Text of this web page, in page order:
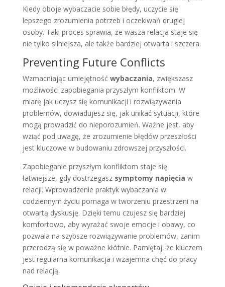
Kiedy oboje wybaczacie sobie błędy, uczycie się
lepszego zrozumienia potrzeb i oczekiwań drugiej
osoby. Taki proces sprawia, że wasza relacja staje się
nie tylko silniejsza, ale także bardziej otwarta i szczera.
Preventing Future Conflicts
Wzmacniając umiejętność wybaczania, zwiększasz
możliwości zapobiegania przyszłym konfliktom. W
miarę jak uczysz się komunikacji i rozwiązywania
problemów, dowiadujesz się, jak unikać sytuacji, które
mogą prowadzić do nieporozumień. Ważne jest, aby
wziąć pod uwagę, że zrozumienie błędów przeszłości
jest kluczowe w budowaniu zdrowszej przyszłości.
Zapobieganie przyszłym konfliktom staje się
łatwiejsze, gdy dostrzegasz symptomy napięcia w
relacji. Wprowadzenie praktyk wybaczania w
codziennym życiu pomaga w tworzeniu przestrzeni na
otwartą dyskusję. Dzięki temu czujesz się bardziej
komfortowo, aby wyrażać swoje emocje i obawy, co
pozwala na szybsze rozwiązywanie problemów, zanim
przerodzą się w poważne kłótnie. Pamiętaj, że kluczem
jest regularna komunikacja i wzajemna chęć do pracy
nad relacją.